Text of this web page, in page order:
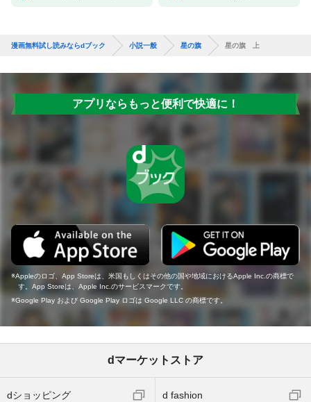
漫画無料試し読みならdブック 小説一般 星の旗 星の旗 上
アプリならもっと便利で快適に！
Appleのロゴ、App Storeは、米国もしくはその他の国や地域におけるApple Inc.の商標で
す。App Storeは、Apple Inc.のサービスマークです。
Google Play および Google Play ロゴは Google LLC の商標です。
dマーケットストア
dショッピング d fashion